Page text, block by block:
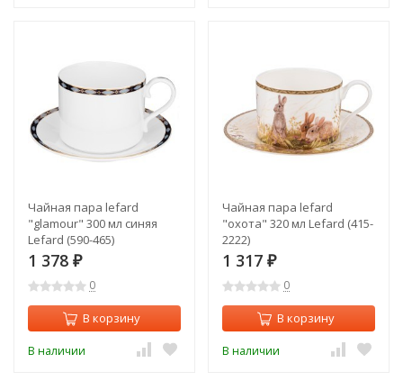
Чайная пара lefard
"glamour" 300 мл синяя
Lefard (590-465)
1 378 ₽
0
В корзину
В наличии
Чайная пара lefard
"охота" 320 мл Lefard (415-
2222)
1 317 ₽
0
В корзину
В наличии